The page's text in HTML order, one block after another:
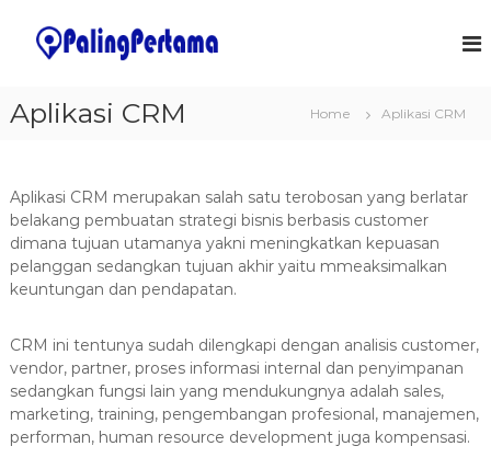
m
b
u
a
n
A
p
l
&
T
S
o
i
o
n
Aplikasi CRM Home Aplikasi CRM
Aplikasi CRM merupakan salah satu terobosan yang berlatar
belakang pembuatan strategi bisnis berbasis customer
dimana tujuan utamanya yakni meningkatkan kepuasan
pelanggan sedangkan tujuan akhir yaitu mmeaksimalkan
keuntungan dan pendapatan.
CRM ini tentunya sudah dilengkapi dengan analisis customer,
vendor, partner, proses informasi internal dan penyimpanan
sedangkan fungsi lain yang mendukungnya adalah sales,
marketing, training, pengembangan profesional, manajemen,
performan, human resource development juga kompensasi.